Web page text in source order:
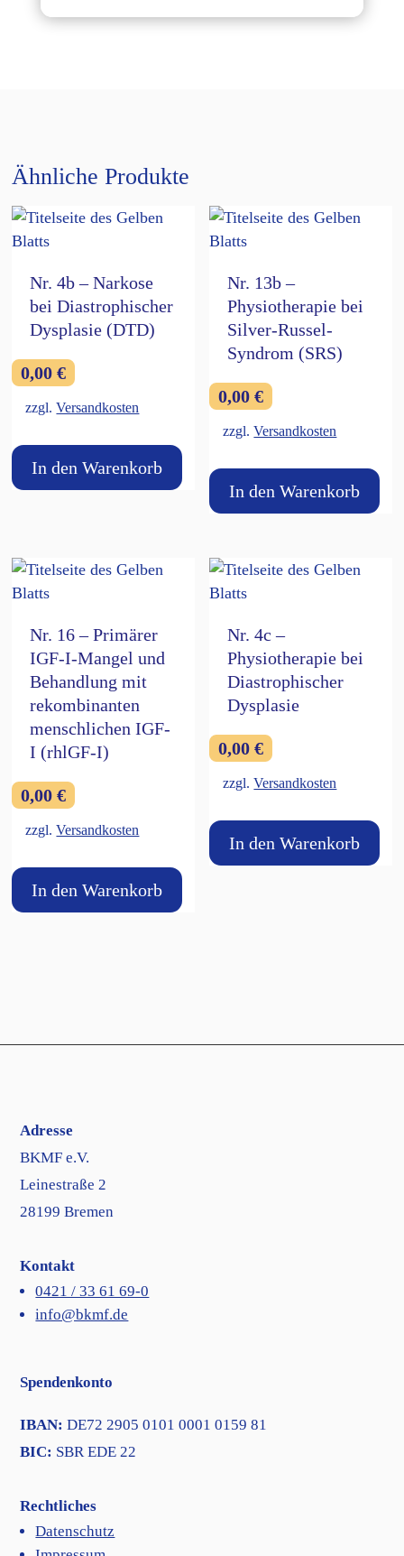
Ähnliche Produkte
Nr. 4b – Narkose
bei Diastrophischer
Dysplasie (DTD)
0,00€
zzgl.Versandkosten
In den Warenkorb
Nr. 13b –
Physiotherapie bei
Silver-Russel-
Syndrom (SRS)
0,00€
zzgl.Versandkosten
In den Warenkorb
Nr. 16 – Primärer
IGF-I-Mangel und
Behandlung mit
rekombinanten
menschlichen IGF-
I (rhlGF-I)
0,00€
zzgl.Versandkosten
In den Warenkorb
Nr. 4c –
Physiotherapie bei
Diastrophischer
Dysplasie
0,00€
zzgl.Versandkosten
In den Warenkorb
Adresse
BKMF e.V.
Leinestraße 2
28199 Bremen
Kontakt
0421 / 33 61 69-0
info@bkmf.de
Spendenkonto
IBAN: DE72 2905 0101 0001 0159 81
BIC: SBR EDE 22
Rechtliches
Datenschutz